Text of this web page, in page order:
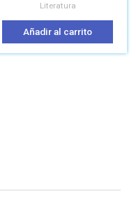
Literatura
Añadir al carrito